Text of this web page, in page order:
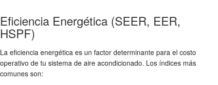
Eficiencia Energética (SEER, EER,
HSPF)
La eficiencia energética es un factor determinante para el costo
operativo de tu sistema de aire acondicionado. Los índices más
comunes son: